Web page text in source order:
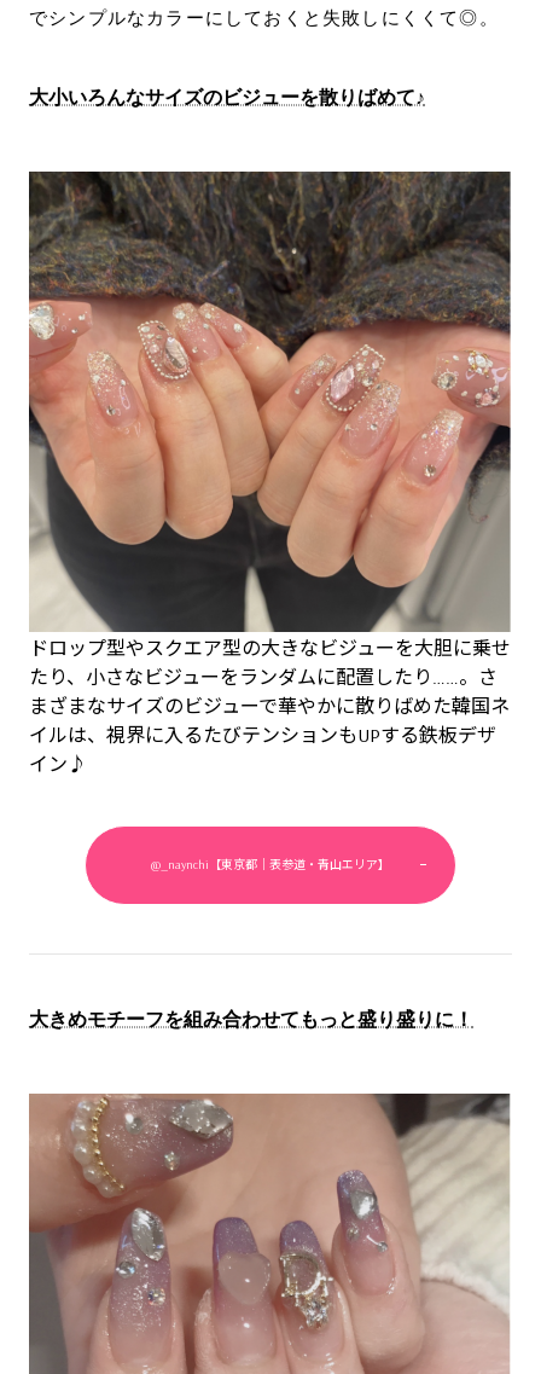
でシンプルなカラーにしておくと失敗しにくくて◎。
大小いろんなサイズのビジューを散りばめて♪
ドロップ型やスクエア型の大きなビジューを大胆に乗せ
たり、小さなビジューをランダムに配置したり……。さ
まざまなサイズのビジューで華やかに散りばめた韓国ネ
イルは、視界に入るたびテンションもUPする鉄板デザ
イン♪
@_naynchi【東京都｜表参道・青山エリア】
大きめモチーフを組み合わせてもっと盛り盛りに！